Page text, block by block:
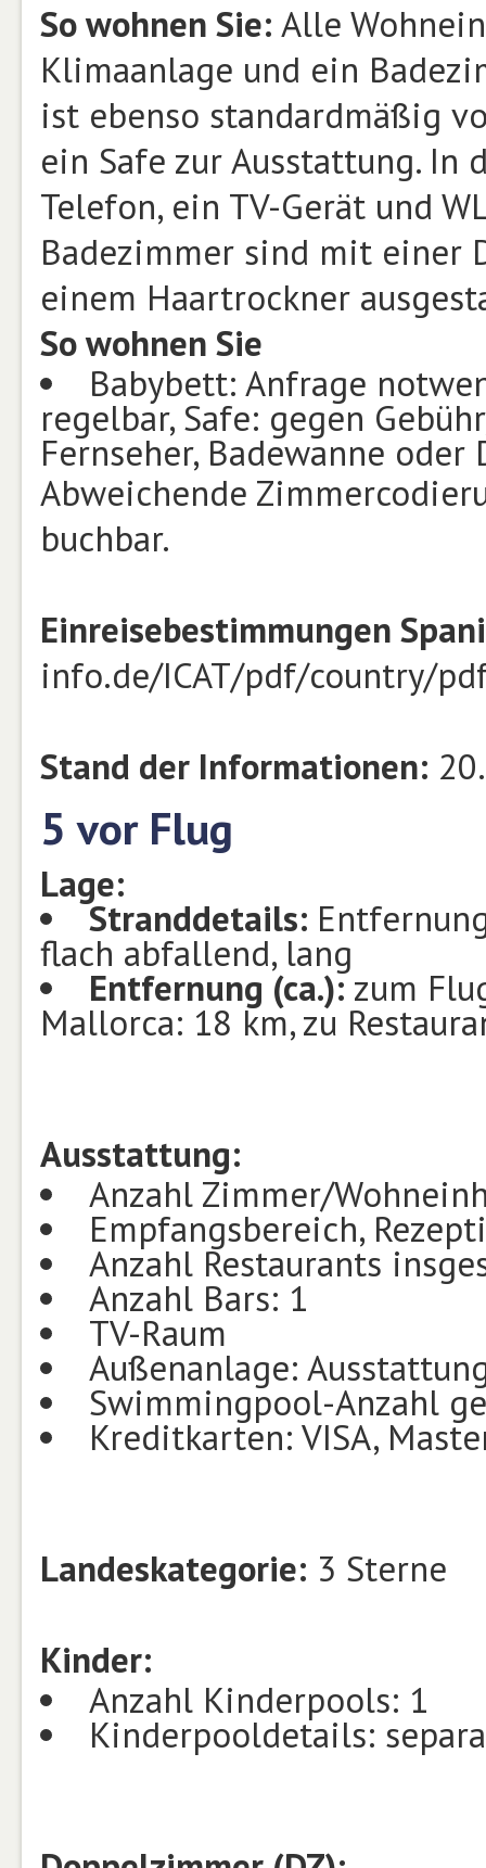
So wohnen Sie: Alle
Klimaanlage und ein
ist ebenso standardmäßig
ein Safe zur Ausstattung.
Telefon, ein TV-Gerät und
Badezimmer sind mit einer
einem Haartrockner
So wohnen Sie
Babybett: Anfrage
regelbar, Safe: gegen
Fernseher, Badewanne oder
Abweichende
buchbar.
Einreisebestimmungen
info.de/ICAT/pdf/country/
Stand der Informationen:
5 vor Flug
Lage:
Stranddetails:
flach abfallend, lang
Entfernung (ca.):zum
Mallorca: 18 km, zu
Ausstattung:
Anzahl Zimmer/
Empfangsbereich,
Anzahl Restaurants
Anzahl Bars: 1
TV-Raum
Außenanlage:
Swimmingpool-Anzahl
Kreditkarten: VISA,
Landeskategorie: 3 Sterne
Kinder:
Anzahl Kinderpools: 1
Kinderpooldetails: